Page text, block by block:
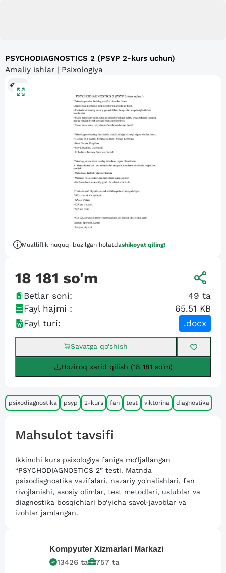
PSYCHODIAGNOSTICS 2 (PSYP 2-kurs uchun)
Amaliy ishlar | Psixologiya
58
Mualliflik huquqi buzilgan holatdashikoyat qiling!
18 181 so'm
Betlar soni: 49 ta
Fayl hajmi :
65.51 KB
Fayl turi:
.docx
Savatga qo’shish
Hoziroq xarid qilish (18 181 so'm)
psixodiagnostika psyp 2-kurs fan test viktorina diagnostika
Mahsulot tavsifi
Ikkinchi kurs psixologiya faniga mo‘ljallangan
“PSYCHODIAGNOSTICS 2” testi. Matnda
psixodiagnostika vazifalari, nazariy yo'nalishlari, fan
rivojlanishi, asosiy olimlar, test metodlari, uslublar va
diagnostika bosqichlari bo‘yicha savol-javoblar va
izohlar jamlangan.
Kompyuter Xizmarlari Markazi
13426 ta 757 ta